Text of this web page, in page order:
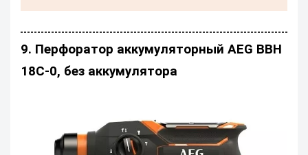
9. Перфоратор аккумуляторный AEG BBH
18C-0, без аккумулятора